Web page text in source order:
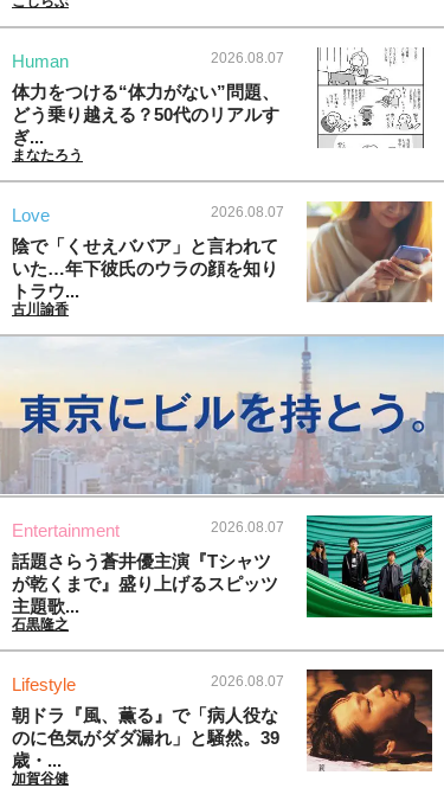
Human 2026.08.07
体力をつける“体力がない”問題、
どう乗り越える？50代のリアルす
ぎ...
まなたろう
Love 2026.08.07
陰で「くせえババア」と言われて
いた…年下彼氏のウラの顔を知り
トラウ...
古川諭香
Entertainment 2026.08.07
話題さらう蒼井優主演『Tシャツ
が乾くまで』盛り上げるスピッツ
主題歌...
石黒隆之
Lifestyle 2026.08.07
朝ドラ『風、薫る』で「病人役な
のに色気がダダ漏れ」と騒然。39
歳・...
加賀谷健